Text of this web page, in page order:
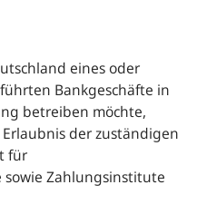
eines oder
Bankgeschäfte in
betreiben möchte,
der zuständigen
für
Zahlungsinstitute